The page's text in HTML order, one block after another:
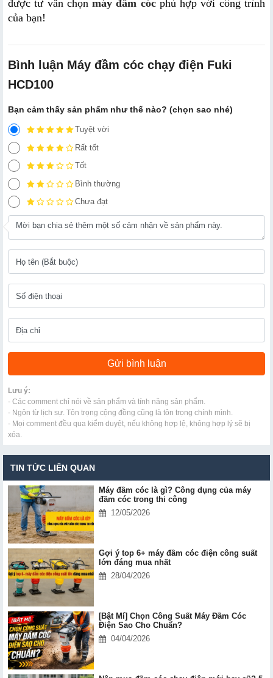
được tư vấn chọn máy đầm cóc phù hợp với công trình
của bạn!
Bình luận Máy đầm cóc chạy điện Fuki
HCD100
Bạn cảm thấy sản phẩm như thế nào? (chọn sao nhé)
Tuyệt vời
Rất tốt
Tốt
Bình thường
Chưa đạt
Lưu ý:
- Các comment chỉ nói về sản phẩm và tính năng sản phẩm.
- Ngôn từ lịch sự. Tôn trọng cộng đồng cũng là tôn trọng chính mình.
- Mọi comment đều qua kiểm duyệt, nếu không hợp lệ, không hợp lý sẽ bị
xóa.
TIN TỨC LIÊN QUAN
Máy đầm cóc là gì? Công dụng của máy
đầm cóc trong thi công
12/05/2026
Gợi ý top 6+ máy đầm cóc điện công suất
lớn đáng mua nhất
28/04/2026
[Bật Mí] Chọn Công Suất Máy Đầm Cóc
Điện Sao Cho Chuẩn?
04/04/2026